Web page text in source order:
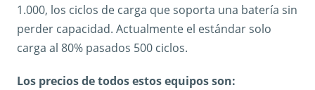
1.000, los ciclos de carga que soporta una batería sin
perder capacidad. Actualmente el estándar solo
carga al 80% pasados 500 ciclos.
Los precios de todos estos equipos son: